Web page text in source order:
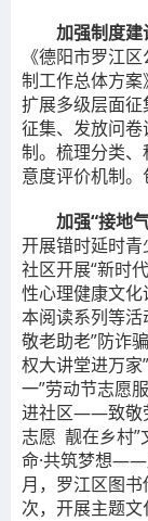
加强制度建
《德阳市罗江
制工作总体方
扩展多级层面
征集、发放问
制。梳理分类
意度评价机制。
加强“接地
开展错时延时
社区开展“新时
性心理健康文化
本阅读系列等
敬老助老”防诈
权大讲堂进万家
一”劳动节志愿
进社区——致敬
志愿 靓在乡村”
命·共筑梦想——
月，罗江区图
次，开展主题文